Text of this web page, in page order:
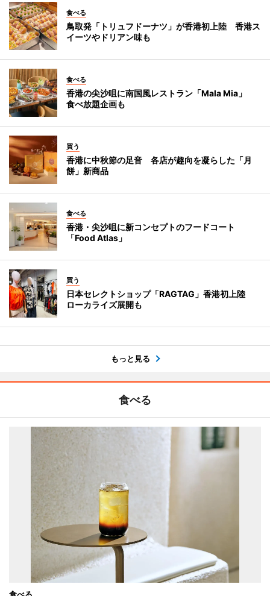
食べる
鳥取発「トリュフドーナツ」が香港初上陸 香港ス
イーツやドリアン味も
食べる
香港の尖沙咀に南国風レストラン「Mala Mia」
食べ放題企画も
買う
香港に中秋節の足音 各店が趣向を凝らした「月
餅」新商品
食べる
香港・尖沙咀に新コンセプトのフードコート
「Food Atlas」
買う
日本セレクトショップ「RAGTAG」香港初上陸
ローカライズ展開も
もっと見る
食べる
食べる